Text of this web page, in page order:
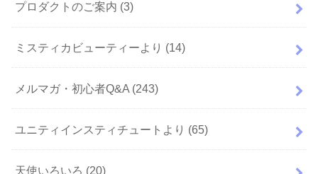
プロダクトのご案内 (3)
ミスティカビューティーより (14)
メルマガ・初心者Q&A (243)
ユニティインスティチュートより (65)
天使いろいろ (20)